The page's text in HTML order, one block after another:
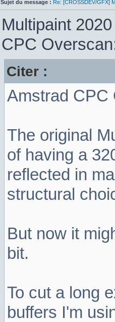
Sujet du message : Re: [CROSSDEV/GFX]
Multipaint
CPC
Citer :
Amstrad CPC
The original
of having a
reflected in
structural
But now it
bit.
To cut a long
buffers I'm